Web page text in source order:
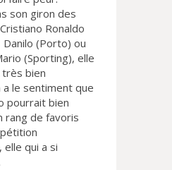
son giron des
Ronaldo
Danilo (Porto) ou
(Sporting), elle
bien
a le sentiment que
pourrait bien
rang de favoris
qui a si